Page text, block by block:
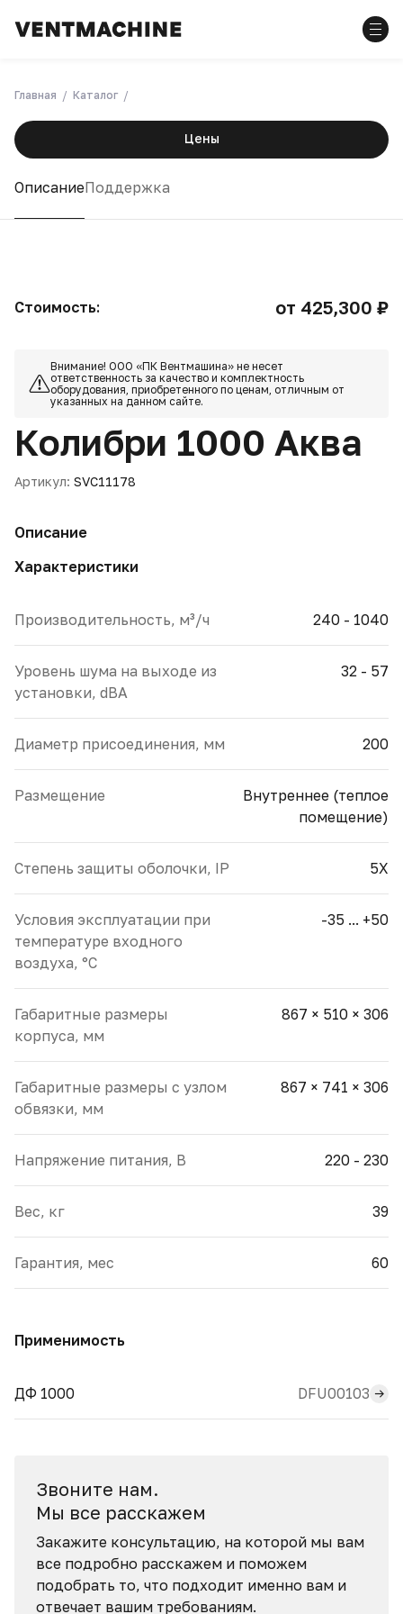
Главная Каталог
ОписаниеПоддержка
Цены
Стоимость: от 425,300 ₽
Внимание! ООО «ПК Вентмашина» не несет
ответственность за качество и комплектность
оборудования, приобретенного по ценам, отличным от
указанных на данном сайте.
Колибри 1000 Аква
Артикул: SVC11178
Описание
Характеристики
Производительность, м³/ч 240 - 1040
Уровень шума на выходе из
установки, dBA
32 - 57
Диаметр присоединения, мм 200
Размещение
Внутреннее (теплое
помещение)
Cтепень защиты оболочки, IP 5X
Условия эксплуатации при
температуре входного
воздуха, °С
-35 ... +50
Габаритные размеры
корпуса, мм
867 × 510 × 306
Габаритные размеры с узлом
обвязки, мм
867 × 741 × 306
Напряжение питания, В 220 - 230
Вес, кг 39
Гарантия, мес 60
Применимость
ДФ 1000 DFU00103
Звоните нам.
Мы все расскажем
Закажите консультацию, на которой мы вам
все подробно расскажем и поможем
подобрать то, что подходит именно вам и
отвечает вашим требованиям.